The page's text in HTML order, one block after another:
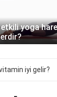
etkili yoga
iyi gelir?